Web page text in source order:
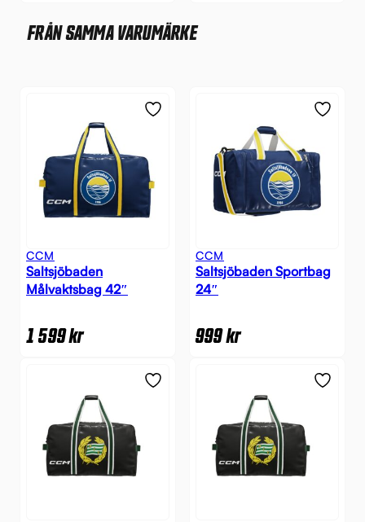
FRÅN SAMMA VARUMÄRKE
CCM
Saltsjöbaden
Målvaktsbag 42″
1 599kr
CCM
Saltsjöbaden Sportbag
24″
999kr